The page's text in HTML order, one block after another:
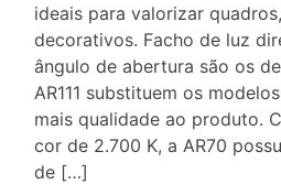
ideais para valorizar
decorativos. Facho de luz
ângulo de abertura são os
AR111 substituem os
mais qualidade ao produto.
cor de 2.700 K, a AR70
de […]